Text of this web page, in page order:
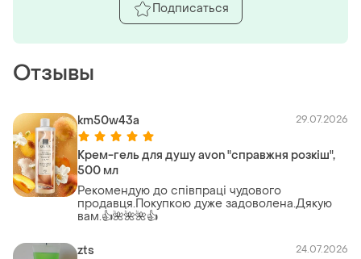
Отзывы
km50w43a 29.07.2026
Крем-гель для душу avon "справжня розкіш",
500 мл
Рекомендую до співпраці чудового
продавця.Покупкою дуже задоволена.Дякую
вам.👍🌺🌺🌺👍
zts 24.07.2026
Подписаться